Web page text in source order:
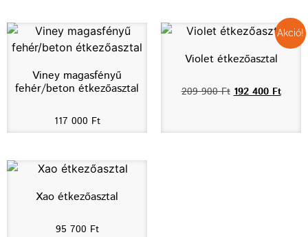
Viney magasfényű
fehér/beton étkezőasztal
117 000 Ft
Akció!
Violet étkezőasztal
209 900Ft 192 400Ft
Xao étkezőasztal
95 700 Ft